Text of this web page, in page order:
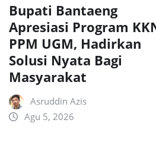
Bupati Bantaeng
Apresiasi Program
PPM UGM, Hadirkan
Solusi Nyata Bagi
Masyarakat
Asruddin Azis
Agu 5, 2026